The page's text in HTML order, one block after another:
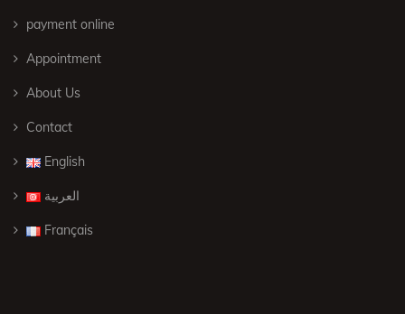
payment online
Appointment
About Us
Contact
English
العربية
Français